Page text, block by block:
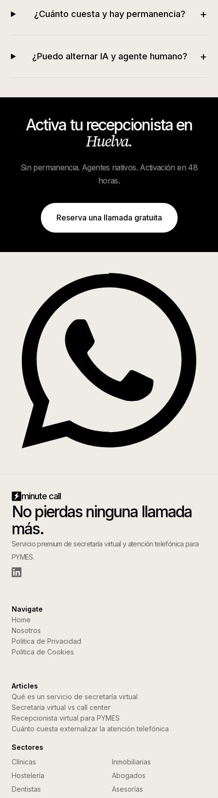
¿Cuánto cuesta y hay permanencia? +
¿Puedo alternar IA y agente humano? +
Activa tu recepcionista en
Huelva.
Sin permanencia. Agentes nativos. Activación en 48
horas.
Reserva una llamada gratuita
minute call
No pierdas ninguna llamada
más.
Servicio premium de secretaría virtual y atención telefónica para
PYMES.
Navigate
Home
Nosotros
Politica de Privacidad
Politica de Cookies
Articles
Qué es un servicio de secretaría virtual
Secretaría virtual vs call center
Recepcionista virtual para PYMES
Cuánto cuesta externalizar la atención telefónica
Sectores
Clínicas
Inmobiliarias
Hostelería
Abogados
Dentistas
Asesorías